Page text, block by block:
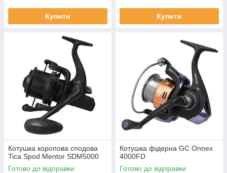
Купити Купити
Котушка коропова сподова
Tica Spod Mentor SDM5000
Готово до відправки
Котушка фідерна GC Onnex
4000FD
Готово до відправки